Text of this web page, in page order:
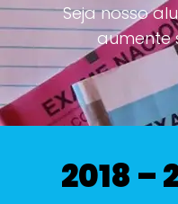
Seja nosso
aumente
2018 –